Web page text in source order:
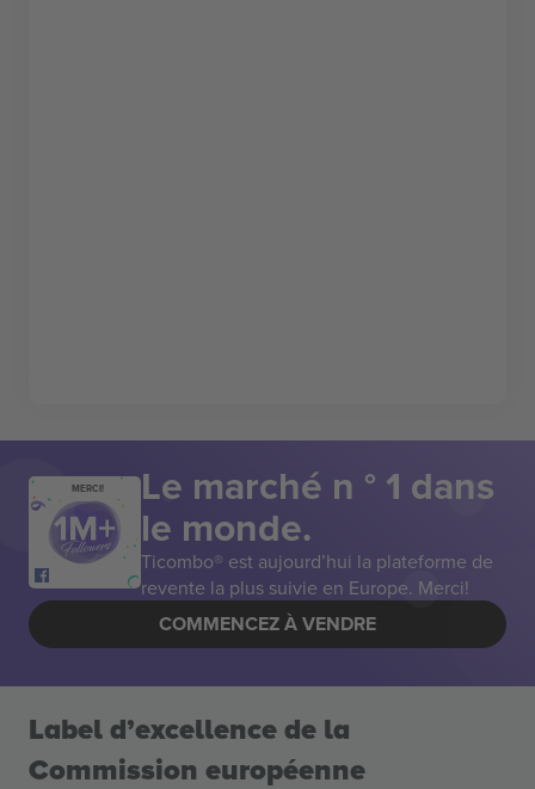
MERCI! Le marché n ° 1 dans
le monde.
Ticombo® est aujourd’hui la plateforme de
revente la plus suivie en Europe. Merci!
COMMENCEZ À VENDRE
Label d’excellence de la
Commission européenne